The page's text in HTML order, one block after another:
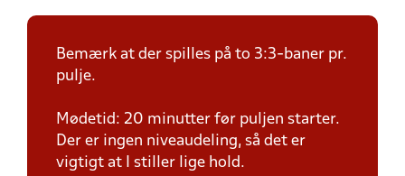
Bemærk at der spilles på to 3:3-baner pr.
pulje.
Mødetid: 20 minutter før puljen starter.
Der er ingen niveaudeling, så det er
vigtigt at I stiller lige hold.